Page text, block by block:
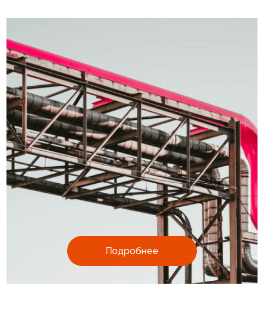
Подробнее